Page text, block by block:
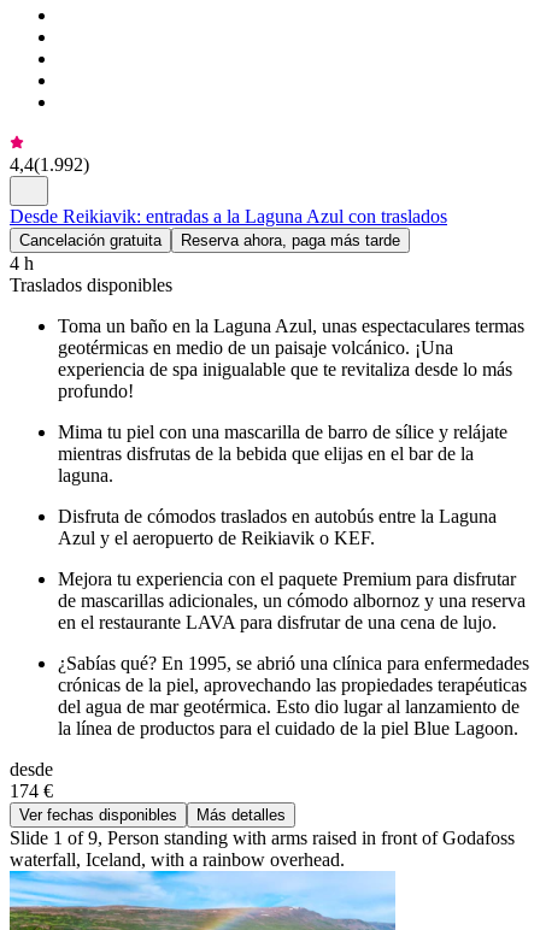
4,4(1.992)
Desde Reikiavik: entradas a la Laguna Azul con traslados
Cancelación gratuita Reserva ahora, paga más tarde
4 h
Traslados disponibles
Toma un baño en la Laguna Azul, unas espectaculares termas
geotérmicas en medio de un paisaje volcánico. ¡Una
experiencia de spa inigualable que te revitaliza desde lo más
profundo!
Mima tu piel con una mascarilla de barro de sílice y relájate
mientras disfrutas de la bebida que elijas en el bar de la
laguna.
Disfruta de cómodos traslados en autobús entre la Laguna
Azul y el aeropuerto de Reikiavik o KEF.
Mejora tu experiencia con el paquete Premium para disfrutar
de mascarillas adicionales, un cómodo albornoz y una reserva
en el restaurante LAVA para disfrutar de una cena de lujo.
¿Sabías qué? En 1995, se abrió una clínica para enfermedades
crónicas de la piel, aprovechando las propiedades terapéuticas
del agua de mar geotérmica. Esto dio lugar al lanzamiento de
la línea de productos para el cuidado de la piel Blue Lagoon.
desde
174 €
Ver fechas disponibles Más detalles
Slide 1 of 9, Person standing with arms raised in front of Godafoss
waterfall, Iceland, with a rainbow overhead.